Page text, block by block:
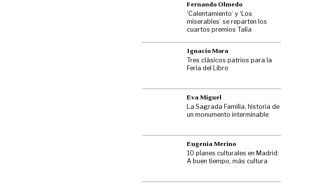
Fernando Olmedo
‘Calentamiento’ y ‘Los
miserables’ se reparten los
cuartos premios Talía
Ignacio Mora
Tres clásicos patrios para la
Feria del Libro
Eva Miguel
La Sagrada Familia, historia de
un monumento interminable
Eugenia Merino
10 planes culturales en Madrid:
A buen tiempo, más cultura